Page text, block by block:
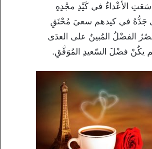
سَعَتِ الأعْداءُ في كَيْدِ مجْدِهِ
جَدُّهُ في كيدهم سعيَ مُحْنَقِ
الفضْلُ المُبينُ على العدَى
يكُنْ فضْلَ السّعيدِ المُوَفَّقِ.